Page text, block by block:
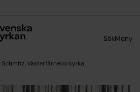
SökMeny
Schmitz, Västerfärnebo kyrka